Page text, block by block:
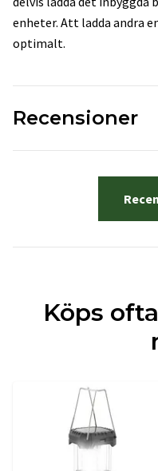
enheter. Att ladda andra
optimalt.
Recensioner
Köps